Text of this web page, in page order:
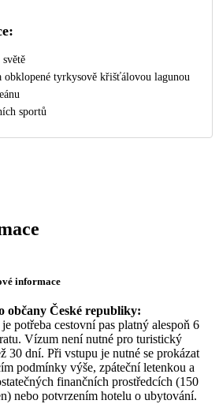
obklopené tyrkysově křišťálovou lagunou
sportů
informace
občany České republiky:
potřeba cestovní pas platný alespoň 6
Vízum není nutné pro turistický
30 dní. Při vstupu je nutné se prokázat
podmínky výše, zpáteční letenkou a
finančních prostředcích (150
nebo potvrzením hotelu o ubytování.